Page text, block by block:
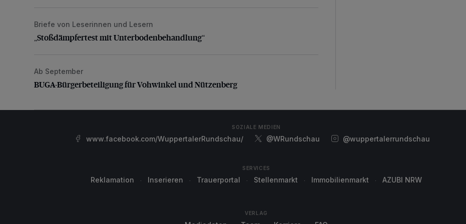
„Stoßdämpfertest mit Unterbodenbehandlung“
Briefe von Leserinnen und Lesern
„Stoßdämpfertest mit Unterbodenbehandlung“
BUGA-Bürgerbeteiligung für Vohwinkel und Nützenberg
Ab September
BUGA-Bürgerbeteiligung für Vohwinkel und Nützenberg
SOZIALE MEDIEN
www.facebook.com/WuppertalerRundschau/ @WRundschau @wuppertalerrundschau
SERVICES
Reklamation Inserieren Trauerportal Stellenmarkt Immobilienmarkt AZUBI NRW
VERLAG